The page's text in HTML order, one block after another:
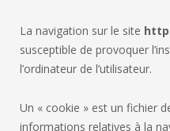
La navigation sur le site
susceptible de provoquer
l’ordinateur de l’utilisateur.
Un « cookie » est un fichier
informations relatives à la